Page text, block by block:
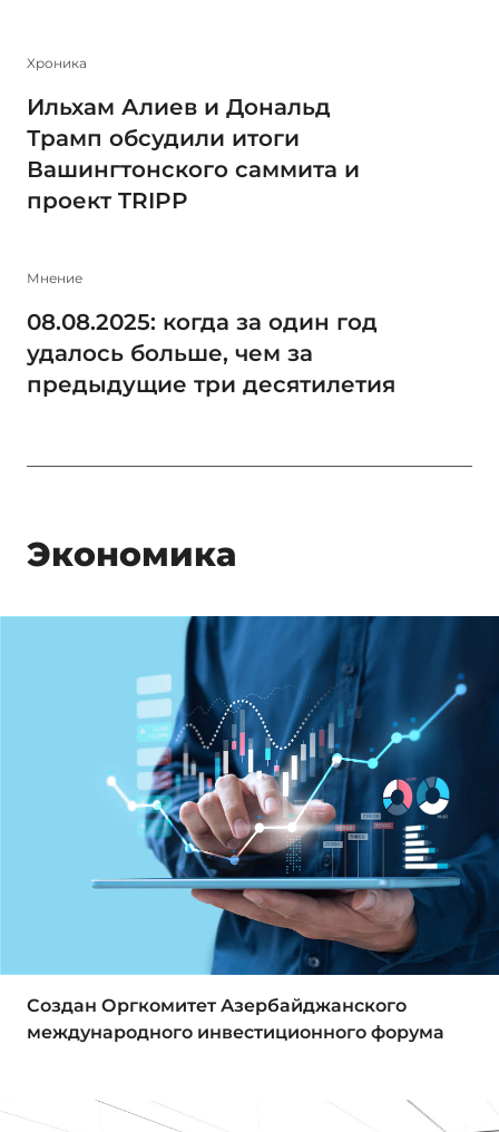
Xроника
Ильхам Алиев и Дональд
Трамп обсудили итоги
Вашингтонского саммита и
проект TRIPP
Мнение
08.08.2025: когда за один год
удалось больше, чем за
предыдущие три десятилетия
Экономика
Создан Оргкомитет Азербайджанского
международного инвестиционного форума